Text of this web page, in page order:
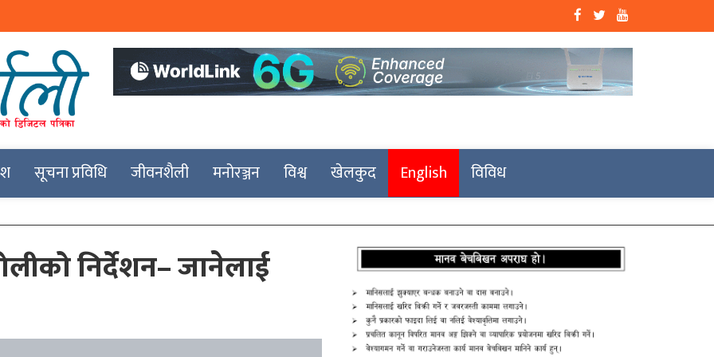
सूचना प्रविधि जीवनशैली मनोरञ्जन विश्व खेलकुद English विविध
निर्देशन– जानेलाई